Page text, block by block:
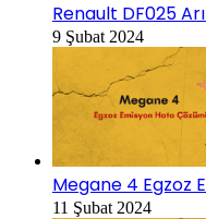
Renault DF025
9 Şubat 2024
Megane 4 Egzoz
11 Şubat 2024